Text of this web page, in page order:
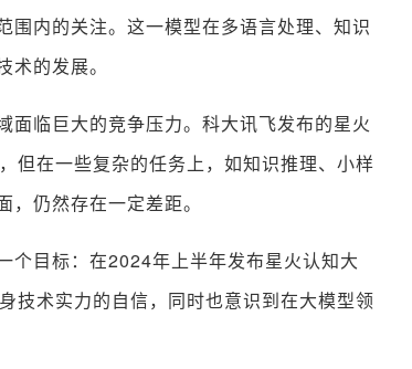
内的关注。这一模型在多语言处理、知识
的发展。
面临巨大的竞争压力。科大讯飞发布的星火
但在一些复杂的任务上，如知识推理、小样
仍然存在一定差距。
个目标：在2024年上半年发布星火认知大
技术实力的自信，同时也意识到在大模型领